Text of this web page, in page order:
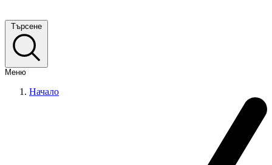
Търсене
Меню
Начало